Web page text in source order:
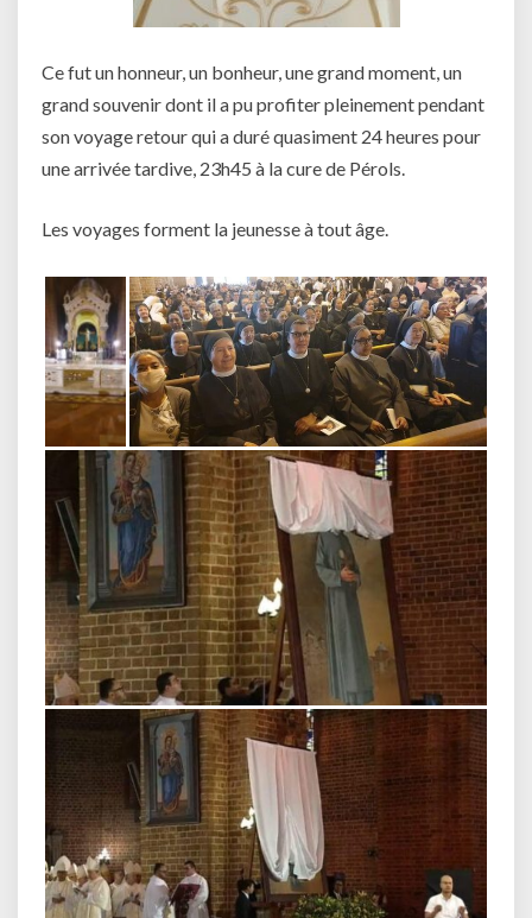
Ce fut un honneur, un bonheur, une grand moment, un
grand souvenir dont il a pu profiter pleinement pendant
son voyage retour qui a duré quasiment 24 heures pour
une arrivée tardive, 23h45 à la cure de Pérols.
Les voyages forment la jeunesse à tout âge.